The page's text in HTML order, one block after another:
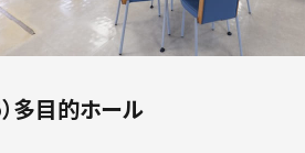
多目的ホール